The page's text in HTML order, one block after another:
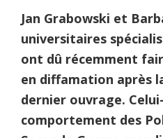
Jan Grabowski et
universitaires
ont dû récemment
en diffamation après
dernier ouvrage.
comportement des